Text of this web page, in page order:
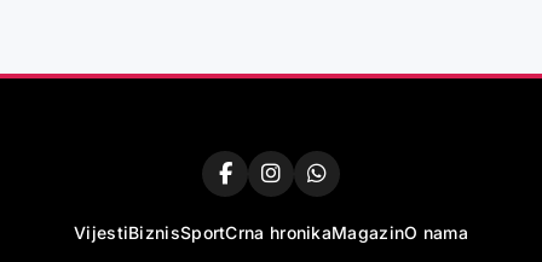
VijestiBiznisSportCrna hronikaMagazinO nama